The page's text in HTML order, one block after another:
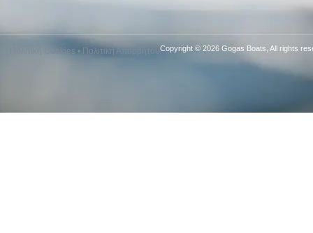
Πολιτική Cookies • Πολιτική ΑπορρήτουCopyright © 2026 Gogas Boats, All rights